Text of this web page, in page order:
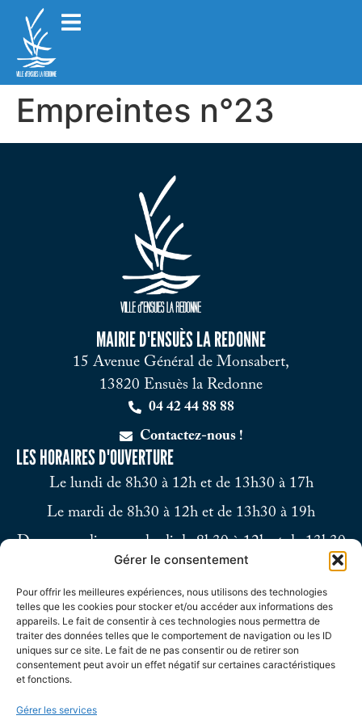
Gérer le consentement
Pour offrir les meilleures expériences, nous utilisons des technologies
telles que les cookies pour stocker et/ou accéder aux informations des
appareils. Le fait de consentir à ces technologies nous permettra de
traiter des données telles que le comportement de navigation ou les ID
uniques sur ce site. Le fait de ne pas consentir ou de retirer son
consentement peut avoir un effet négatif sur certaines caractéristiques
et fonctions.
Gérer les services
Empreintes n°23
MAIRIE D'ENSUÈS LA REDONNE
15 Avenue Général de Monsabert,
13820 Ensuès la Redonne
04 42 44 88 88
Contactez-nous !
LES HORAIRES D'OUVERTURE
Le lundi de 8h30 à 12h et de 13h30 à 17h
Le mardi de 8h30 à 12h et de 13h30 à 19h
Du mercredi au vendredi de 8h30 à 12h et de 13h30
Le samedi de 9h à 12h